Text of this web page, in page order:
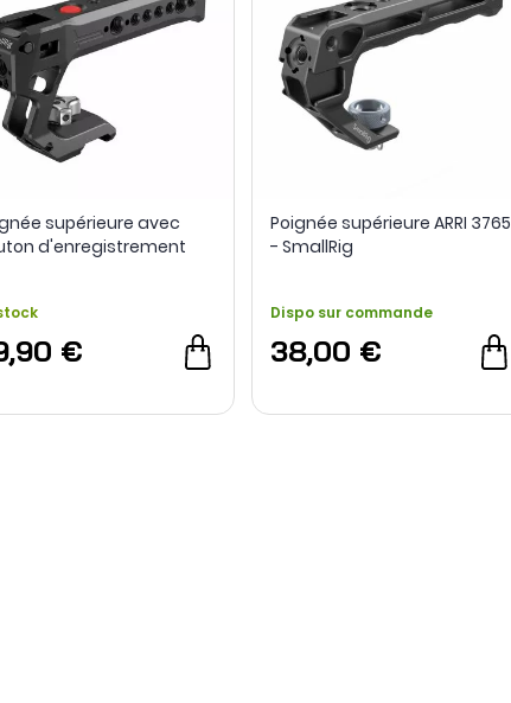
supérieure avec
d'enregistrement
€
Poignée supérieure ARRI 3765
- SmallRig
Dispo sur commande
38,00 €